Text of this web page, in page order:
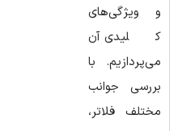
و ویژگی‌های
کلیدی آن
می‌پردازیم. با
بررسی جوانب
مختلف فلاتر،